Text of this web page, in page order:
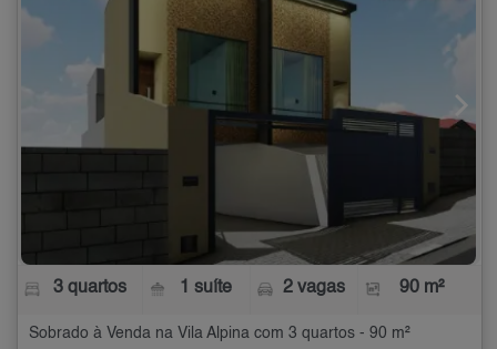
3 quartos 1 suíte 2 vagas 90 m²
Sobrado à Venda na Vila Alpina com 3 quartos - 90 m²